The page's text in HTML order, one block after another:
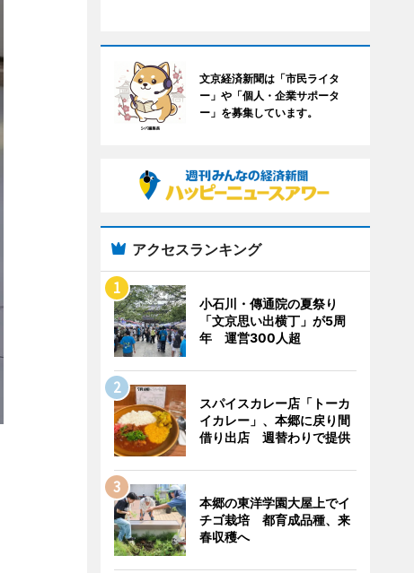
文京経済新聞は「市民ライタ
ー」や「個人・企業サポータ
ー」を募集しています。
アクセスランキング
小石川・傳通院の夏祭り
「文京思い出横丁」が5周
年 運営300人超
スパイスカレー店「トーカ
イカレー」、本郷に戻り間
借り出店 週替わりで提供
本郷の東洋学園大屋上でイ
チゴ栽培 都育成品種、来
春収穫へ